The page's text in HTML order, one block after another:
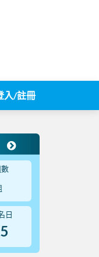
入/註冊
日